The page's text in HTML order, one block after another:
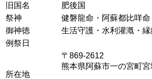
旧国名
肥後国
祭神
健磐龍命・阿蘇都比咩命
御神徳
生活守護・水利灌漑・
例祭日
所在地
〒869-2612
熊本県阿蘇市一の宮町